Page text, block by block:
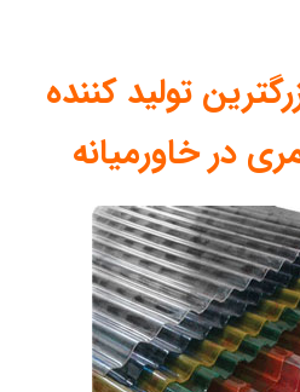
تولید کننده
در خاورمیانه